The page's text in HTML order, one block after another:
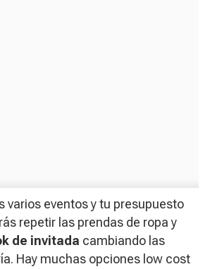
varios eventos y tu presupuesto
repetir las prendas de ropa y
de invitada cambiando las
Hay muchas opciones low cost